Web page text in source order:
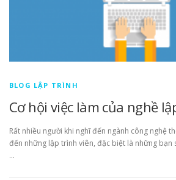
BLOG LẬP TRÌNH
Cơ hội việc làm của nghề
Rất nhiều người khi nghĩ đến ngành công nghệ
đến những lập trình viên, đặc biệt là những bạn
…